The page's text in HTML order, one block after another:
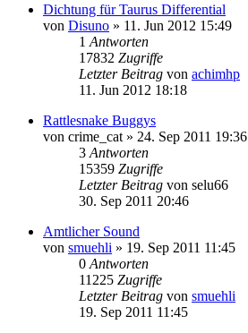
Dichtung für Taurus Differential
von Disuno » 11. Jun 2012 15:49
1 Antworten
17832 Zugriffe
Letzter Beitrag von achimhp
11. Jun 2012 18:18
Rattlesnake Buggys
von crime_cat » 24. Sep 2011 19:36
3 Antworten
15359 Zugriffe
Letzter Beitrag von selu66
30. Sep 2011 20:46
Amtlicher Sound
von smuehli » 19. Sep 2011 11:45
0 Antworten
11225 Zugriffe
Letzter Beitrag von smuehli
19. Sep 2011 11:45